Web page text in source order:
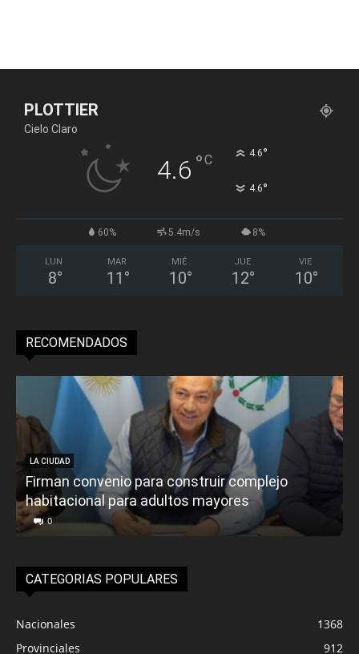
PLOTTIER
Cielo Claro
4.6 °C 4.6°
4.6°
60% 5.4m/s 8%
LUN
8°
MAR
11 °
MIÉ
10°
JUE
12°
VIE
10°
RECOMENDADOS
LA CIUDAD
Firman convenio para construir complejo
habitacional para adultos mayores
0
CATEGORIAS POPULARES
Nacionales
1368
Provinciales
912